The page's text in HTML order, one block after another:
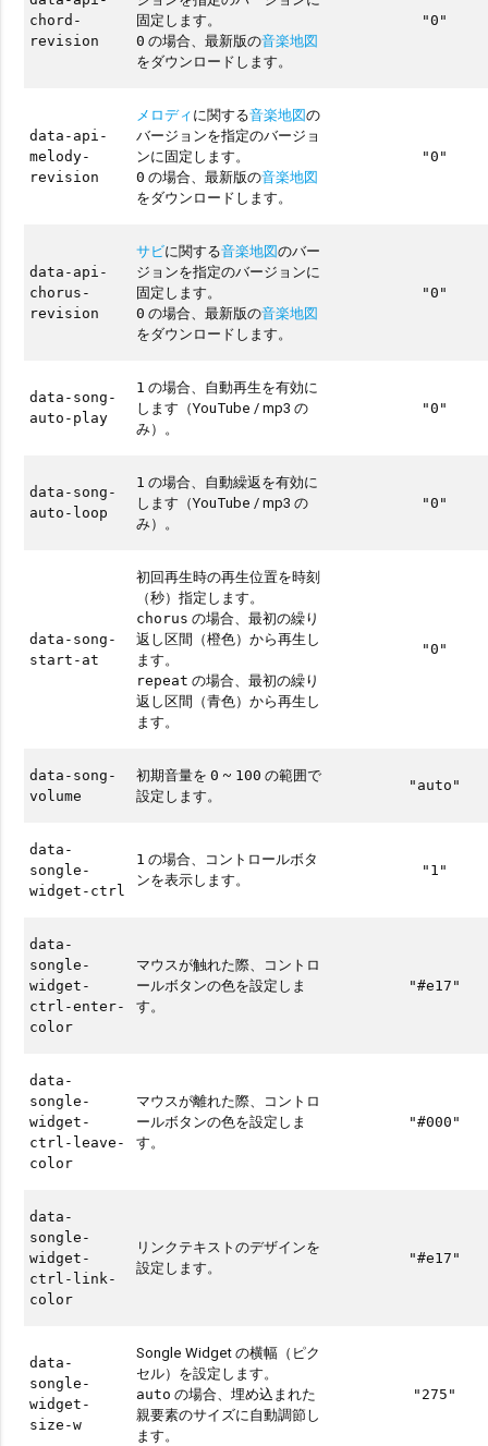
chord-
revision
固定します。
0 の場合、最新版の音楽地図
をダウンロードします。
"0"
data-api-
melody-
revision
メロディに関する音楽地図の
バージョンを指定のバージョ
ンに固定します。
0 の場合、最新版の音楽地図
をダウンロードします。
"0"
data-api-
chorus-
revision
サビに関する音楽地図のバー
ジョンを指定のバージョンに
固定します。
0 の場合、最新版の音楽地図
をダウンロードします。
"0"
data-song-
auto-play
1 の場合、自動再生を有効に
します（YouTube / mp3 の
み）。
"0"
data-song-
auto-loop
1 の場合、自動繰返を有効に
します（YouTube / mp3 の
み）。
"0"
data-song-
start-at
初回再生時の再生位置を時刻
（秒）指定します。
chorus の場合、最初の繰り
返し区間（橙色）から再生し
ます。
repeat の場合、最初の繰り
返し区間（青色）から再生し
ます。
"0"
data-song-
volume
初期音量を0 ~ 100 の範囲で
設定します。
"auto"
data-
songle-
widget-ctrl
1 の場合、コントロールボタ
ンを表示します。
"1"
data-
songle-
widget-
ctrl-enter-
color
マウスが触れた際、コントロ
ールボタンの色を設定しま
す。
"#e17"
data-
songle-
widget-
ctrl-leave-
color
マウスが離れた際、コントロ
ールボタンの色を設定しま
す。
"#000"
data-
songle-
widget-
ctrl-link-
color
リンクテキストのデザインを
設定します。
"#e17"
data-
songle-
widget-
size-w
Songle Widget の横幅（ピク
セル）を設定します。
auto の場合、埋め込まれた
親要素のサイズに自動調節し
ます。
"275"